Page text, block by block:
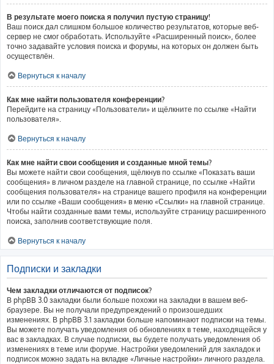
В результате моего поиска я получил пустую страницу!
Ваш поиск дал слишком большое количество результатов, которые веб-
сервер не смог обработать. Используйте «Расширенный поиск», более
точно задавайте условия поиска и форумы, на которых он должен быть
осуществлён.
Вернуться к началу
Как мне найти пользователя конференции?
Перейдите на страницу «Пользователи» и щёлкните по ссылке «Найти
пользователя».
Вернуться к началу
Как мне найти свои сообщения и созданные мной темы?
Вы можете найти свои сообщения, щёлкнув по ссылке «Показать ваши
сообщения» в личном разделе на главной странице, по ссылке «Найти
сообщения пользователя» на странице вашего профиля на конференции
или по ссылке «Ваши сообщения» в меню «Ссылки» на главной странице.
Чтобы найти созданные вами темы, используйте страницу расширенного
поиска, заполнив соответствующие поля.
Вернуться к началу
Подписки и закладки
Чем закладки отличаются от подписок?
В phpBB 3.0 закладки были больше похожи на закладки в вашем веб-
браузере. Вы не получали предупреждений о произошедших
изменениях. В phpBB 3.1 закладки больше напоминают подписки на темы.
Вы можете получать уведомления об обновлениях в теме, находящейся у
вас в закладках. В случае подписки, вы будете получать уведомления об
изменениях в теме или форуме. Настройки уведомлений для закладок и
подписок можно задать на вкладке «Личные настройки» личного раздела.